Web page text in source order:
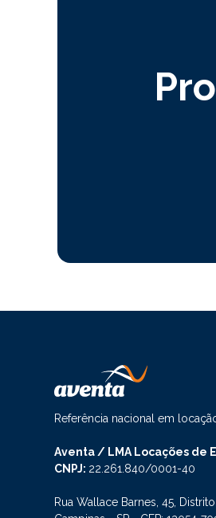
Referência nacional em
Aventa / LMA Locações de
CNPJ: 22.261.840/0001-40
Rua Wallace Barnes, 45, Distrito